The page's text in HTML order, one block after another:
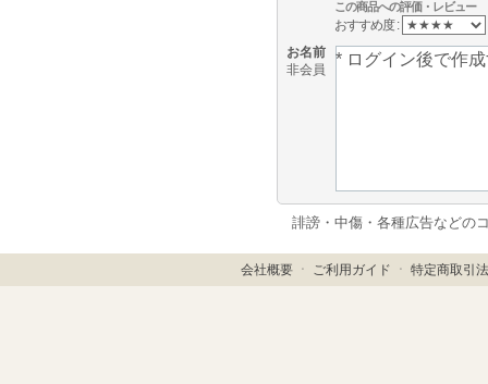
この商品への評価・レビュー
おすすめ度 :
お名前
非会員
誹謗・中傷・各種広告などの
会社概要 ㆍ ご利用ガイド ㆍ特定商取引